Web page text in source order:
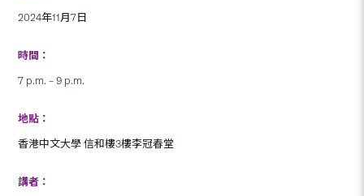
2024年11月7日
時間：
7 p.m. – 9 p.m.
地點：
香港中文大學 信和樓3樓李冠春堂
講者：